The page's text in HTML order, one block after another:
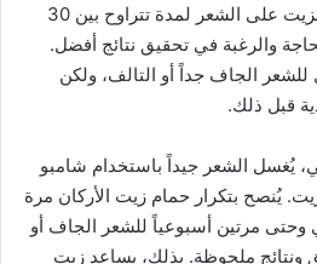
الشعر وفروة الرأس. يُترك الزيت على الشعر لمدة تتراوح بين 30
والرغبة في تحقيق نتائج أفضل.
الجاف جداً أو التالف، ولكن
قبل ذلك.
يُغسل الشعر جيداً باستخدام شامبو
يُنصح بتكرار حمام زيت الأركان مرة
وحتى مرتين أسبوعياً للشعر الجاف أو
ملحوظة. بذلك، يساعد زيت